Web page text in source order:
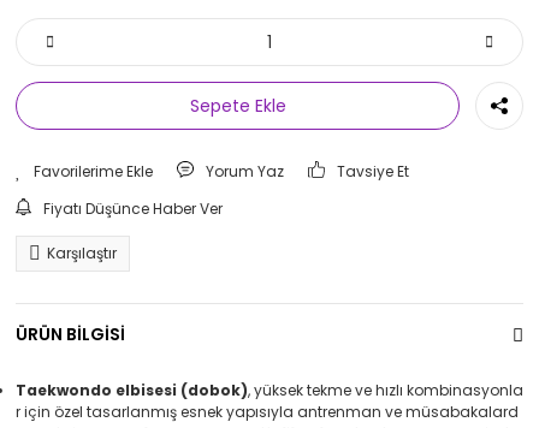
Sepete Ekle
Yorum Yaz
Tavsiye Et
Fiyatı Düşünce Haber Ver
Karşılaştır
ÜRÜN BİLGİSİ
Taekwondo elbisesi (dobok), yüksek tekme ve hızlı kombinasyonla
r için özel tasarlanmış esnek yapısıyla antrenman ve müsabakalard